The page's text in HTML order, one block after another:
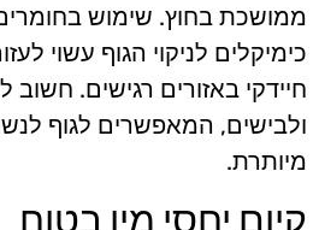
ממושכת בחוץ. שימוש בחומרים
כימיקלים לניקוי הגוף עשוי
חיידקי באזורים רגישים. חשוב
ולבישים, המאפשרים לגוף
מיותרת.
קיום יחסי מין בטוח